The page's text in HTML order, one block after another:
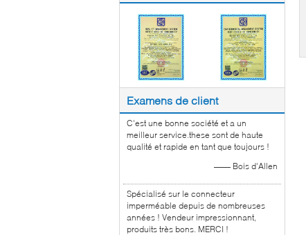
Examens de client
C'est une bonne société et a un
meilleur service.these sont de haute
qualité et rapide en tant que toujours !
—— Bois d'Allen
Spécialisé sur le connecteur
imperméable depuis de nombreuses
années ! Vendeur impressionnant,
produits très bons. MERCI !